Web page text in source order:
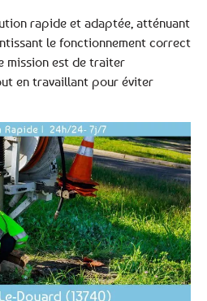
rapide et adaptée, atténuant
le fonctionnement correct
mission est de traiter
en travaillant pour éviter